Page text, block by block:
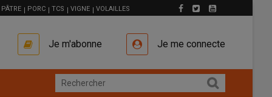
PÂTRE PORC TCS VIGNE VOLAILLES
Je m'abonne Je me connecte